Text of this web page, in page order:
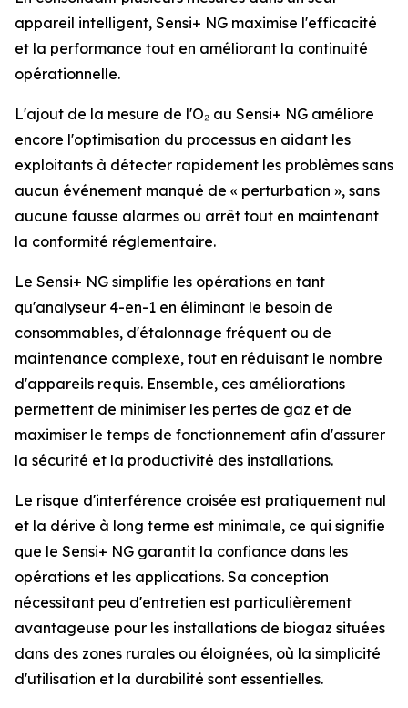
appareil intelligent, Sensi+ NG maximise l'efficacité
et la performance tout en améliorant la continuité
opérationnelle.
L'ajout de la mesure de l'O₂ au Sensi+ NG améliore
encore l'optimisation du processus en aidant les
exploitants à détecter rapidement les problèmes sans
aucun événement manqué de « perturbation », sans
aucune fausse alarmes ou arrêt tout en maintenant
la conformité réglementaire.
Le Sensi+ NG simplifie les opérations en tant
qu'analyseur 4-en-1 en éliminant le besoin de
consommables, d'étalonnage fréquent ou de
maintenance complexe, tout en réduisant le nombre
d'appareils requis. Ensemble, ces améliorations
permettent de minimiser les pertes de gaz et de
maximiser le temps de fonctionnement afin d'assurer
la sécurité et la productivité des installations.
Le risque d'interférence croisée est pratiquement nul
et la dérive à long terme est minimale, ce qui signifie
que le Sensi+ NG garantit la confiance dans les
opérations et les applications. Sa conception
nécessitant peu d'entretien est particulièrement
avantageuse pour les installations de biogaz situées
dans des zones rurales ou éloignées, où la simplicité
d'utilisation et la durabilité sont essentielles.